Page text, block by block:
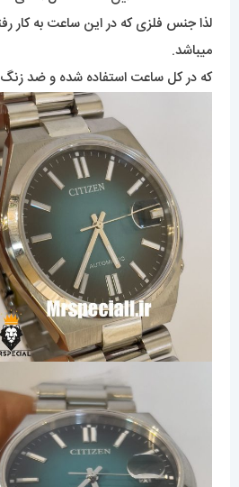
لذا جنس فلزی که در این ساعت به کار
میباشد.
که در کل ساعت استفاده شده و ضد